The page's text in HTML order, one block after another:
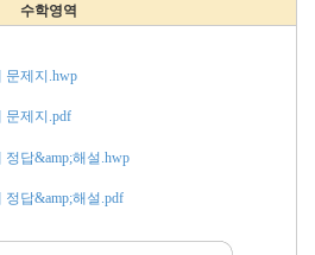
수학영역
문제지.hwp
문제지.pdf
답&amp;해설.hwp
정답&amp;해설.pdf